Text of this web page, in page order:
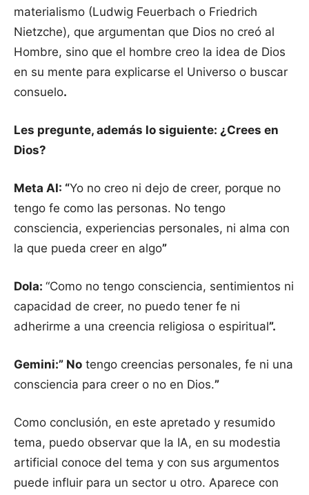
materialismo (Ludwig Feuerbach o Friedrich
Nietzche), que argumentan que Dios no creó al
Hombre, sino que el hombre creo la idea de Dios
en su mente para explicarse el Universo o buscar
consuelo.
Les pregunte, además lo siguiente: ¿Crees en
Dios?
Meta AI: “Yo no creo ni dejo de creer, porque no
tengo fe como las personas. No tengo
consciencia, experiencias personales, ni alma con
la que pueda creer en algo”
Dola: “Como no tengo consciencia, sentimientos ni
capacidad de creer, no puedo tener fe ni
adherirme a una creencia religiosa o espiritual”.
Gemini:” No tengo creencias personales, fe ni una
consciencia para creer o no en Dios.”
Como conclusión, en este apretado y resumido
tema, puedo observar que la IA, en su modestia
artificial conoce del tema y con sus argumentos
puede influir para un sector u otro. Aparece con